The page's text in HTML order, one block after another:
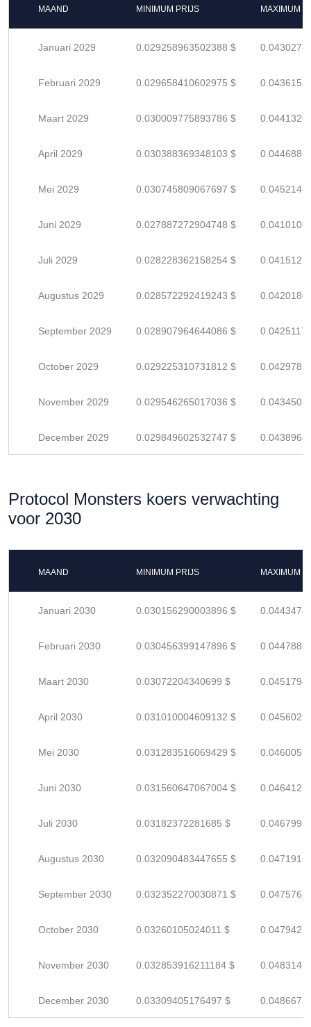
MAAND MINIMUM PRIJS MAXIMUM
Januari 2029 0.029258963502388 $
Februari 2029 0.029658410602975 $
Maart 2029 0.030009775893786 $
April 2029 0.030388369348103 $
Mei 2029 0.030745809067697 $
Juni 2029 0.027887272904748 $
Juli 2029 0.028228362158254 $
Augustus 2029 0.028572292419243 $
September 2029 0.028907964644086 $
October 2029 0.029225310731812 $
November 2029 0.029546265017036 $
December 2029 0.029849602532747 $
Protocol Monsters koers verwachting
voor 2030
MAAND MINIMUM PRIJS MAXIMUM
Januari 2030 0.030156290003896 $
Februari 2030 0.030456399147896 $
Maart 2030 0.03072204340699 $
April 2030 0.031010004609132 $
Mei 2030 0.031283516069429 $
Juni 2030 0.031560647067004 $
Juli 2030 0.03182372281685 $
Augustus 2030 0.032090483447655 $
September 2030 0.032352270030871 $
October 2030 0.03260105024011 $
November 2030 0.032853916211184 $
December 2030 0.03309405176497 $